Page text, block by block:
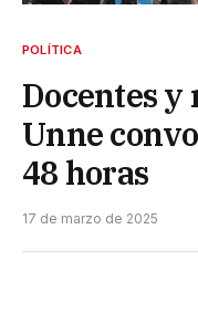
POLÍTICA
Docentes y
Unne
48 horas
17 de marzo de 2025